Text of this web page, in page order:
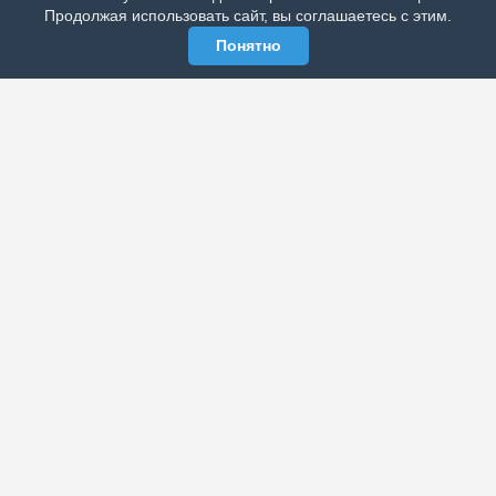
Продолжая использовать сайт, вы соглашаетесь с этим.
Понятно